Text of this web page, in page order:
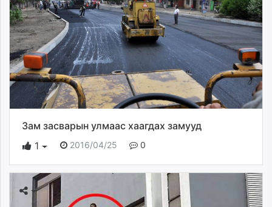
Зам засварын улмаас хаагдах замууд
1
2016/04/25 0